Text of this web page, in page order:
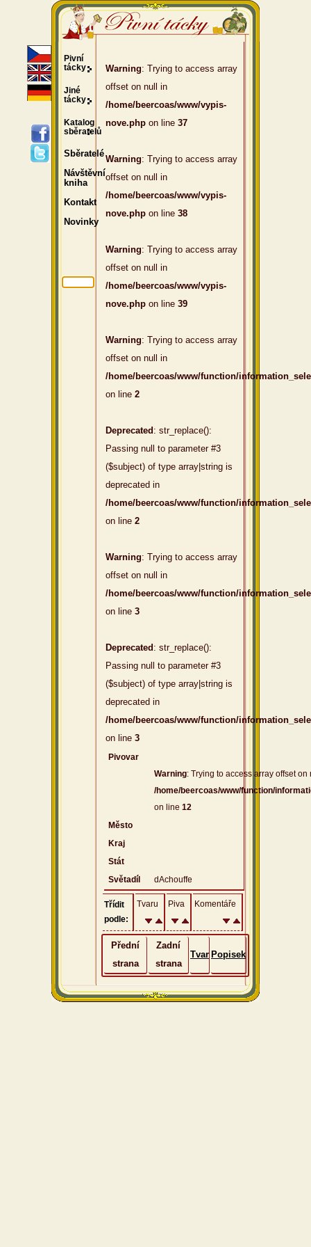
Warning: Trying to access array
offset on null in
/home/beercoas/www/vypis-
nove.php on line 37
Warning: Trying to access array
offset on null in
/home/beercoas/www/vypis-
nove.php on line 38
Warning: Trying to access array
offset on null in
/home/beercoas/www/vypis-
nove.php on line 39
Warning: Trying to access array
offset on null in
/home/beercoas/www/function/
on line 2
Deprecated : str_replace():
Passing null to parameter #3
($subject) of type array|string is
deprecated in
/home/beercoas/www/function/
on line 2
Warning: Trying to access array
offset on null in
/home/beercoas/www/function/
on line 3
Deprecated : str_replace():
Passing null to parameter #3
($subject) of type array|string is
deprecated in
/home/beercoas/www/function/
on line 3
Pivovar
Warning: Trying to access array offset on
/home/beercoas/www/function/
on line 12
Město
Kraj
Stát
Světadíl
dAchouffe
Třídit
podle:
Tvaru Piva Komentáře
Přední
strana
Zadní
strana
Tvar Popisek
Pivní
tácky
Jiné
tácky
Katalog
sběratelů
Sběratelé
Návštěvní
kniha
Kontakt
Novinky